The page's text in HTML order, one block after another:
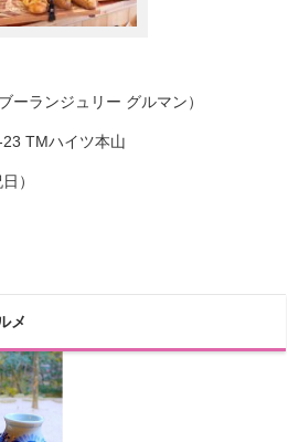
ーランジュリー グルマン）
TMハイツ本山
）
メ